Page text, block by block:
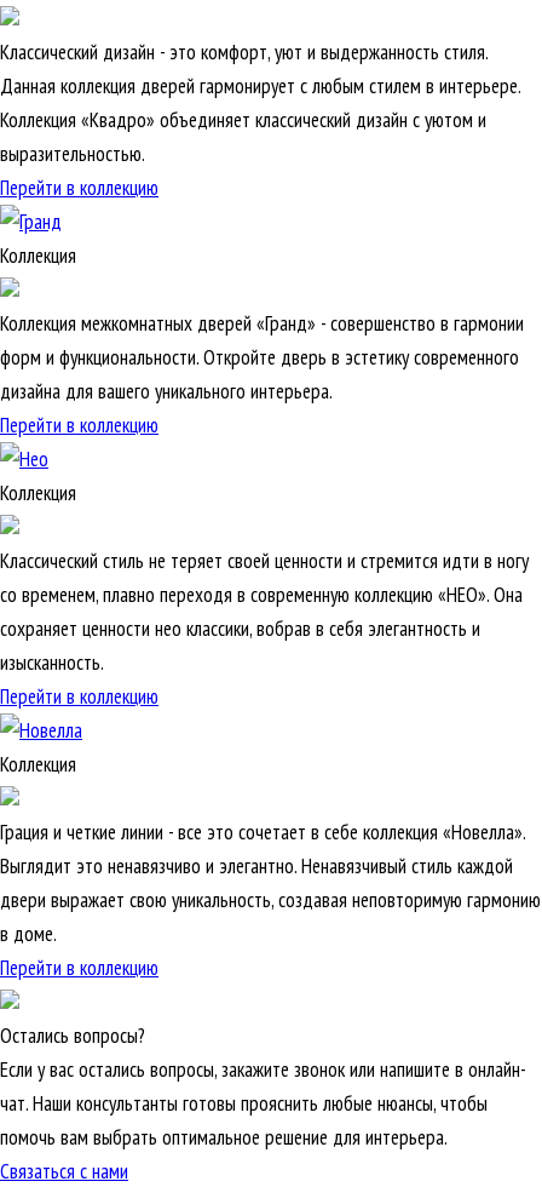
Классический дизайн - это комфорт, уют и выдержанность стиля.
Данная коллекция дверей гармонирует с любым стилем в интерьере.
Коллекция «Квадро» объединяет классический дизайн с уютом и
выразительностью.
Перейти в коллекцию
Коллекция
Коллекция межкомнатных дверей «Гранд» - совершенство в гармонии
форм и функциональности. Откройте дверь в эстетику современного
дизайна для вашего уникального интерьера.
Перейти в коллекцию
Коллекция
Классический стиль не теряет своей ценности и стремится идти в ногу
со временем, плавно переходя в современную коллекцию «НЕО». Она
сохраняет ценности нео классики, вобрав в себя элегантность и
изысканность.
Перейти в коллекцию
Коллекция
Грация и четкие линии - все это сочетает в себе коллекция «Новелла».
Выглядит это ненавязчиво и элегантно. Ненавязчивый стиль каждой
двери выражает свою уникальность, создавая неповторимую гармонию
в доме.
Перейти в коллекцию
Остались вопросы?
Если у вас остались вопросы, закажите звонок или напишите в онлайн-
чат. Наши консультанты готовы прояснить любые нюансы, чтобы
помочь вам выбрать оптимальное решение для интерьера.
Связаться с нами